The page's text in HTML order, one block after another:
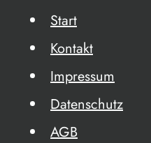
Start
Kontakt
Impressum
Datenschutz
AGB